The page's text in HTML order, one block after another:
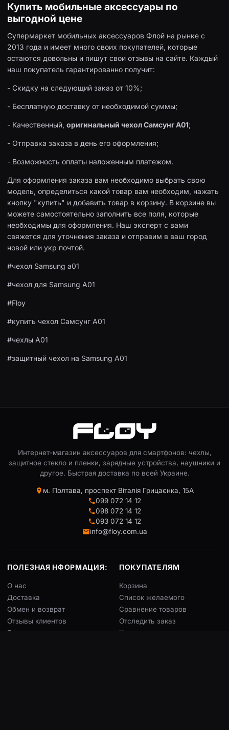
Купить мобильные аксессуары по
выгодной цене
Супермаркет мобильных аксессуаров Флой на рынке с
2013 года и имеет много своих покупателей, которые
остаются довольны и пишут свои отзывы на сайте. Каждый
наш покупатель гарантированно получит:
- Скидку на следующий заказ от 10%;
- Бесплатную доставку от необходимой суммы;
- Качественный, оригинальный чехол Самсунг А01;
- Отправка заказа в день его оформления;
- Возможность оплаты наложенным платежом.
Для оформления заказа вам необходимо выбрать свою
модель, определиться какой товар вам необходим, нажать
кнопку "купить" и добавить товар в корзину. В корзине вы
можете самостоятельно заполнить все поля, которые
необходимы для оформления. Наш эксперт с вами
свяжется для уточнения заказа и отправим в ваш город
новой или укр почтой.
#чехол Samsung a01
#чехол для Samsung A01
#Floy
#купить чехол Самсунг А01
#чехлы A01
#защитный чехол на Samsung A01
Интернет-магазин аксессуаров для смартфонов: чехлы,
защитное стекло и пленки, зарядные устройства, наушники и
другое. Быстрая доставка по всей Украине.
м. Полтава, проспект Віталія Грицаєнка, 15А
099 072 14 12
098 072 14 12
093 072 14 12
info@floy.com.ua
ПОЛЕЗНАЯ НФОРМАЦИЯ:
О нас
Доставка
Обмен и возврат
Отзывы клиентов
Блог
ПОКУПАТЕЛЯМ
Корзина
Список желаемого
Сравнение товаров
Отследить заказ
Конструктор чехлов